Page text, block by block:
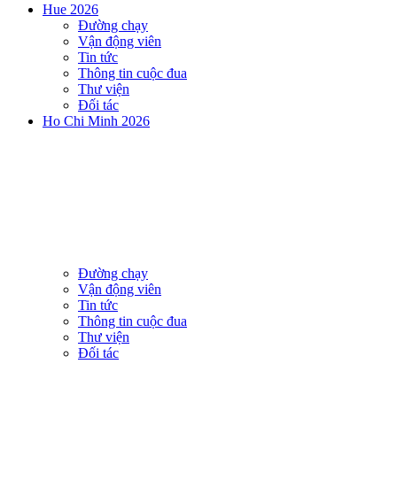
Hue 2026
Đường chạy
Vận động viên
Tin tức
Thông tin cuộc đua
Thư viện
Đối tác
Ho Chi Minh 2026
Đường chạy
Vận động viên
Tin tức
Thông tin cuộc đua
Thư viện
Đối tác